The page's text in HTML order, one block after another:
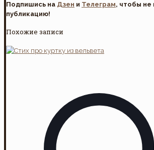
Подпишись на Дзен и Телеграм, чтобы не
публикацию!
Похожие записи